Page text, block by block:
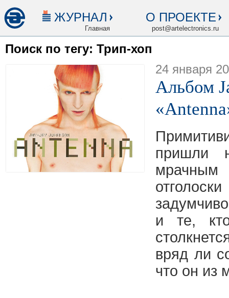
ЖУРНАЛ
Главная
О ПРОЕКТЕ
post@artelectronics.ru
Поиск по тегу: Трип-хоп
24 января
Альбом
пришли
и те,
вряд ли
что он из